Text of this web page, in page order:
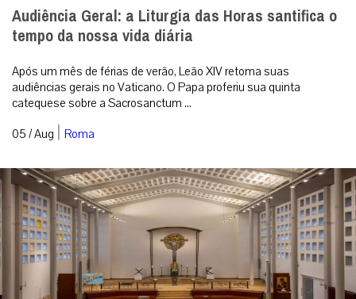
Audiência Geral: a Liturgia das Horas santifica o
tempo da nossa vida diária
Após um mês de férias de verão, Leão XIV retoma suas
audiências gerais no Vaticano. O Papa proferiu sua quinta
catequese sobre a Sacrosanctum ...
05 / Aug | Roma